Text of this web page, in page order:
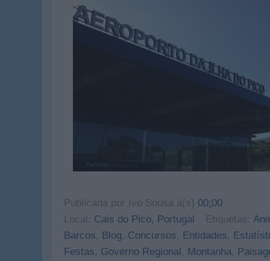
Publicada por Ivo Sousa à(s) 00:00
Local: Cais do Pico, Portugal Etiquetas:
Barcos, Blog, Concursos, Entidades,
Festas, Governo Regional, Montanha,